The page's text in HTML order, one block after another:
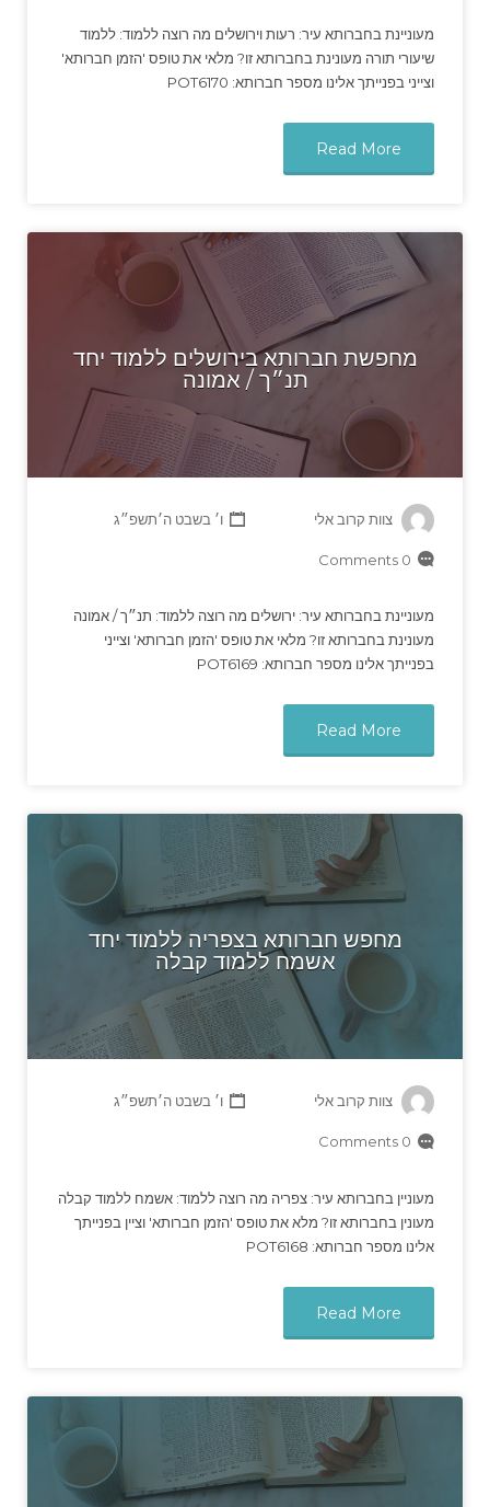
מעוניינת בחברותא עיר: רעות וירושלים מה רוצה ללמוד: ללמוד
שיעורי תורה מעונינת בחברותא זו? מלאי את טופס 'הזמן חברותא'
וצייני בפנייתך אלינו מספר חברותא: POT6170
Read More
מחפשת חברותא בירושלים ללמוד יחד
תנ״ך / אמונה
צוות קרוב אלי ו׳ בשבט ה׳תשפ״ג
0 Comments
מעוניינת בחברותא עיר: ירושלים מה רוצה ללמוד: תנ״ך / אמונה
מעונינת בחברותא זו? מלאי את טופס 'הזמן חברותא' וצייני
בפנייתך אלינו מספר חברותא: POT6169
Read More
מחפש חברותא בצפריה ללמוד יחד
אשמח ללמוד קבלה
צוות קרוב אלי ו׳ בשבט ה׳תשפ״ג
0 Comments
מעוניין בחברותא עיר: צפריה מה רוצה ללמוד: אשמח ללמוד קבלה
מעונין בחברותא זו? מלא את טופס 'הזמן חברותא' וציין בפנייתך
אלינו מספר חברותא: POT6168
Read More